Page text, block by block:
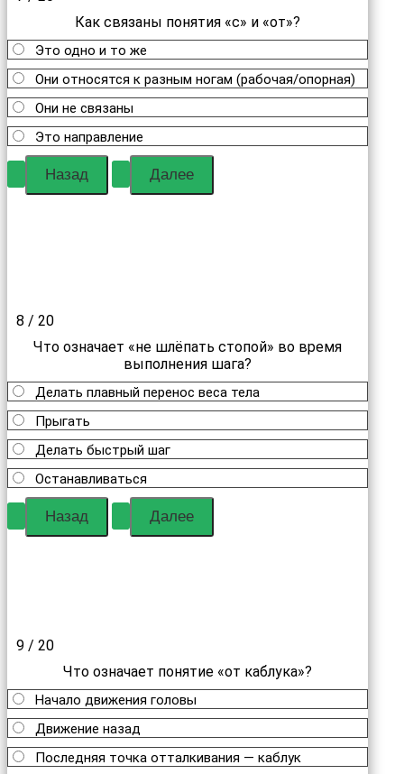
Как связаны понятия «с» и «от»?
Это одно и то же
Они относятся к разным ногам (рабочая/опорная)
Они не связаны
Это направление
8 / 20
Что означает «не шлёпать стопой» во время
выполнения шага?
Делать плавный перенос веса тела
Прыгать
Делать быстрый шаг
Останавливаться
9 / 20
Что означает понятие «от каблука»?
Начало движения головы
Движение назад
Последняя точка отталкивания — каблук